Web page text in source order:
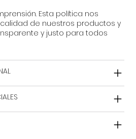
Esta política nos
de nuestros productos y
y justo para todos